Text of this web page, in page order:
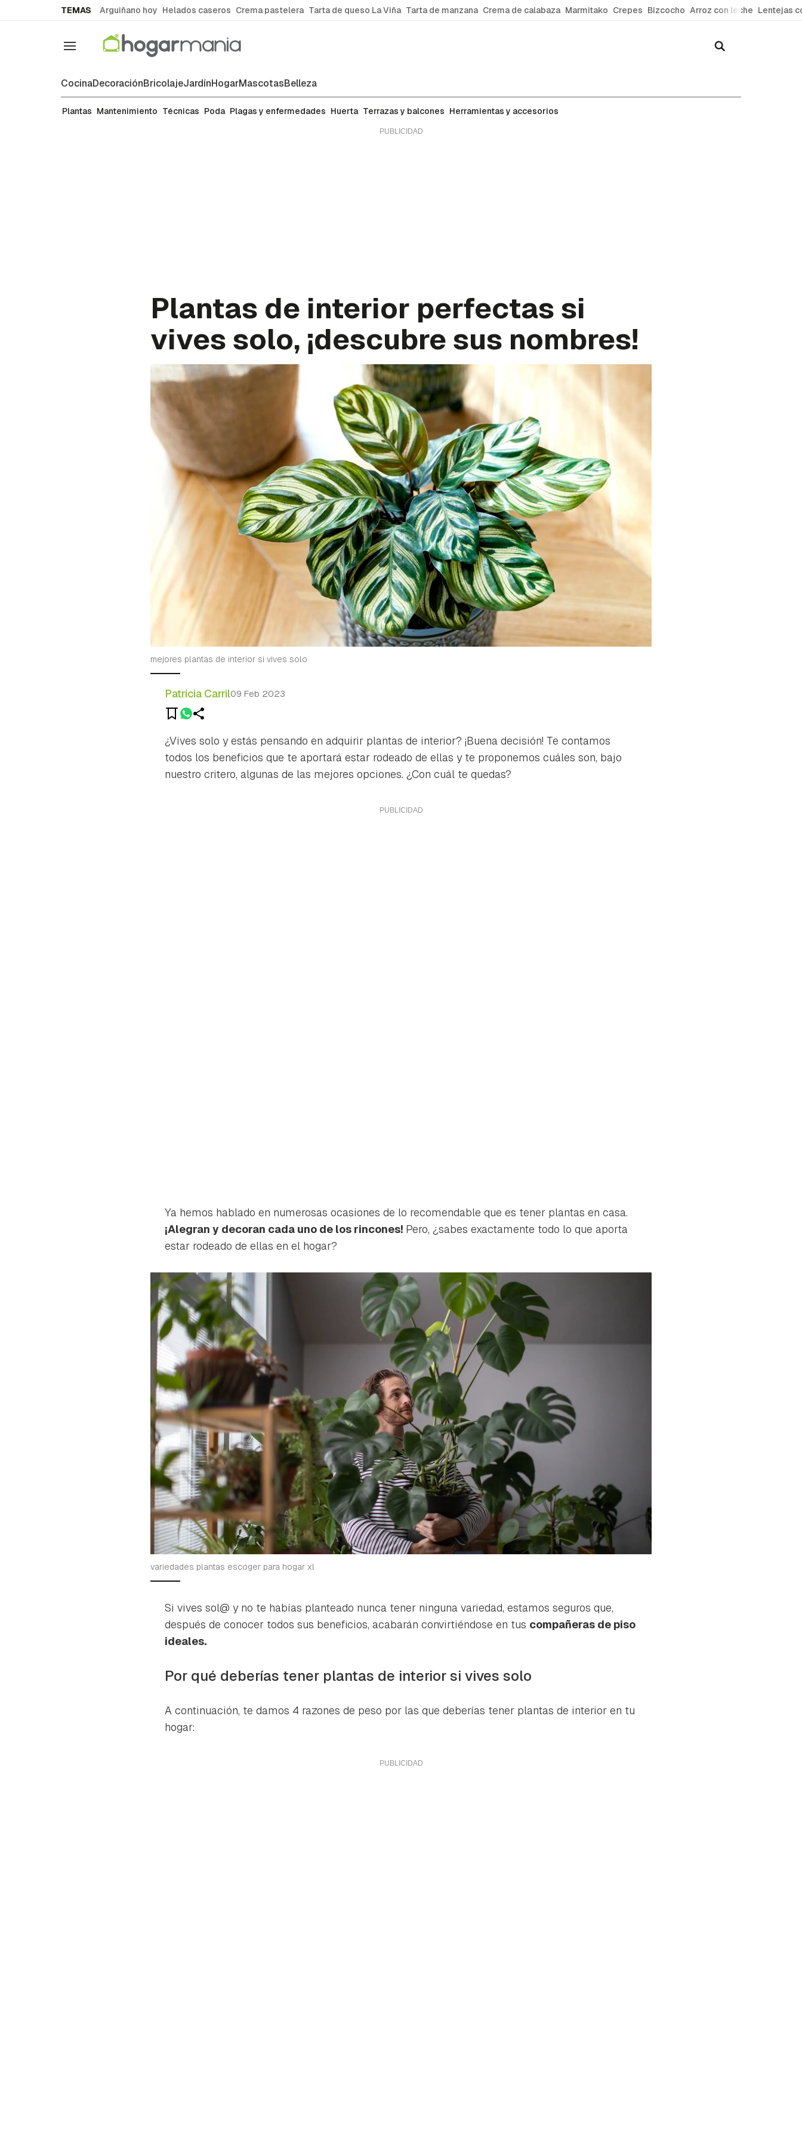
TEMAS Arguiñano hoy Helados caseros Crema pastelera Tarta de queso La Viña Tarta de manzana Crema de calabaza Marmitako Crepes Bizcocho Arroz con leche Lentejas
Navegación
CocinaDecoraciónBricolajeJardínHogarMascotasBelleza
Mantenimiento
Plantas Mantenimiento Técnicas Poda Plagas y enfermedades Huerta Terrazas y balcones Herramientas y accesorios
Plantas de interior perfectas si
vives solo, ¡descubre sus nombres!
mejores plantas de interior si vives solo
Patricia Carril09 Feb 2023
Guardar como favorito
Para poder guardar como favorito, primero has de iniciar sesión con tu
cuenta de Hogarmanía.
INICIAR SESIÓN CANCELAR
¿Vives solo y estás pensando en adquirir plantas de interior? ¡Buena decisión! Te contamos
todos los beneficios que te aportará estar rodeado de ellas y te proponemos cuáles son, bajo
nuestro critero, algunas de las mejores opciones. ¿Con cuál te quedas?
Ya hemos hablado en numerosas ocasiones de lo recomendable que es tener plantas en casa.
¡Alegran y decoran cada uno de los rincones! Pero, ¿sabes exactamente todo lo que aporta
estar rodeado de ellas en el hogar?
variedades plantas escoger para hogar xl
Si vives sol@ y no te habías planteado nunca tener ninguna variedad, estamos seguros que,
después de conocer todos sus beneficios, acabarán convirtiéndose en tus compañeras de piso
ideales.
Por qué deberías tener plantas de interior si vives solo
A continuación, te damos 4 razones de peso por las que deberías tener plantas de interior en tu
hogar:
Contenido enviado
Gracias por suscribirte a nuestro boletín.
ACEPTAR